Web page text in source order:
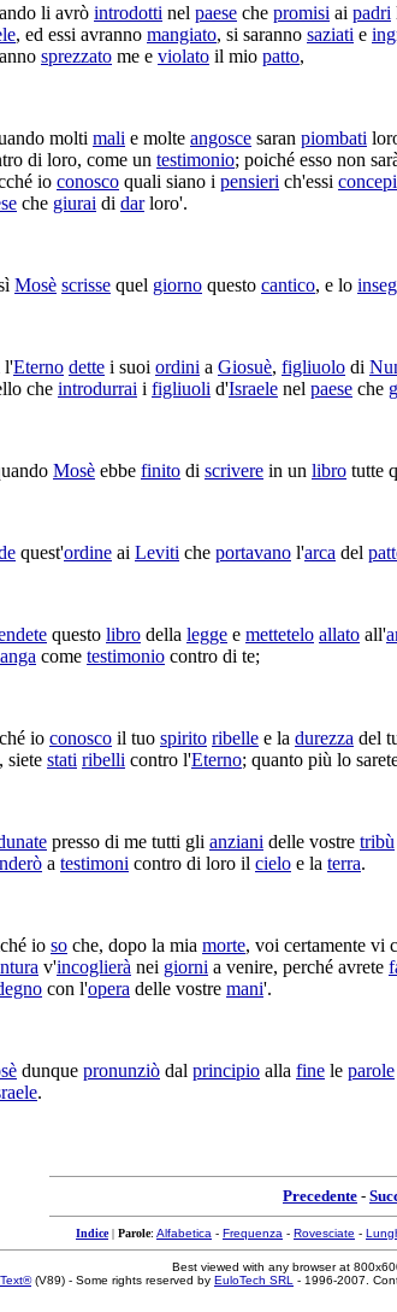
li avrò introdotti nel paese che promisi ai padri
, ed essi avranno mangiato, si saranno saziati e
sprezzato me e violato il mio patto,
molti mali e molte angosce saran piombati
di loro, come un testimonio; poiché esso non
io conosco quali siano i pensieri ch'essi
che giurai di darloro'.
Mosè scrisse quel giorno questo cantico, e lo
l'Eterno dette i suoi ordini a Giosuè, figliuolo di
che introdurrai i figliuoli d'Israele nel paese che
Mosè ebbe finito di scrivere in un libro tutte
quest'ordine ai Leviti che portavano l'arca del
questo libro della legge e mettetelo allato all'
come testimonio contro di te;
io conosco il tuo spirito ribelle e la durezza del
siete stati ribelli contro l'Eterno; quanto più lo
presso di me tutti gli anziani delle vostre tribù
a testimoni contro di loro il cielo e la terra.
io so che, dopo la mia morte, voi certamente vi
v'incoglierà nei giorni a venire, perché avrete
con l'opera delle vostre mani'.
dunque pronunziò dal principio alla fine le parole
.
Precedente -
Indice| Parole: Alfabetica - Frequenza - Rovesciate -
Best viewed with any browser at
(V89) - Some rights reserved by EuloTech SRL - 1996-2007.